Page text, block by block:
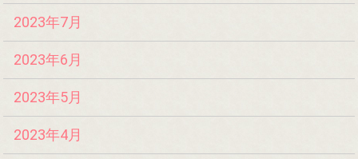
2023年7月
2023年6月
2023年5月
2023年4月